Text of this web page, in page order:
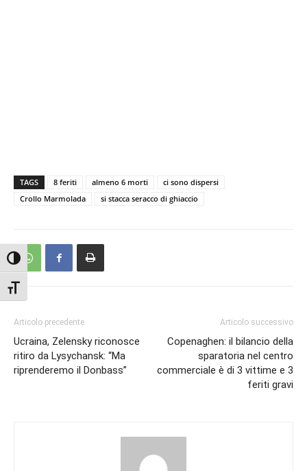
Attiva/disattiva alto contrasto
Attiva/disattiva dimensione testo
TAGS 8 feriti almeno 6 morti
ci sono dispersi
Crollo Marmolada
si stacca seracco di ghiaccio
Articolo precedente
Ucraina, Zelensky riconosce
ritiro da Lysychansk: “Ma
riprenderemo il Donbass”
Articolo successivo
Copenaghen: il bilancio della
sparatoria nel centro
commerciale è di 3 vittime e 3
feriti gravi